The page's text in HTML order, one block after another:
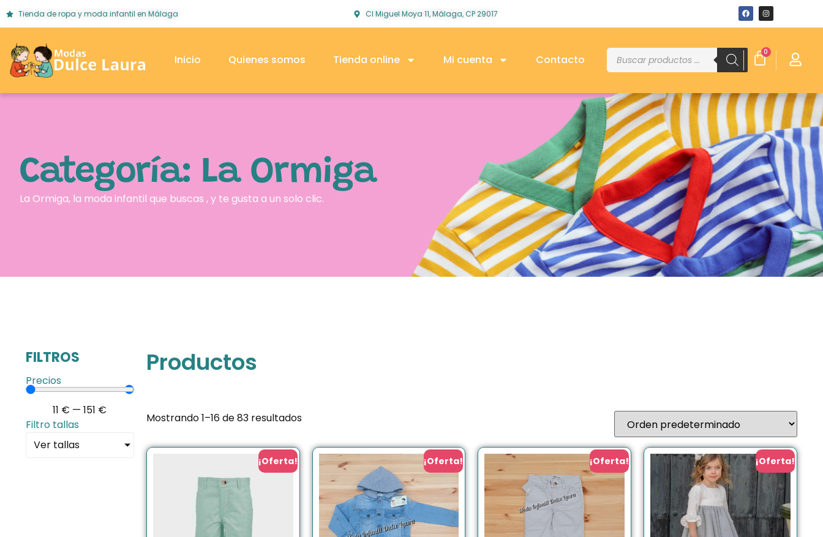
Tienda de ropa y moda infantil en Málaga Cl Miguel Moya 11, Málaga, CP 29017
Inicio Quienes somos Tienda online Mi cuenta Contacto
0
Categoría: La Ormiga
La Ormiga, la moda infantil que buscas , y te gusta a un solo clic.
FILTROS
Precios
11 € —151 €
Filtro tallas
Ver tallas
Productos
Mostrando 1–16 de 83 resultados
¡Oferta! ¡Oferta! ¡Oferta! ¡Oferta!